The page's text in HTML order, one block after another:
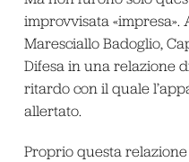
improvvisata
Maresciallo Badoglio,
Difesa in una relazione
ritardo con il quale
allertato.
Proprio questa